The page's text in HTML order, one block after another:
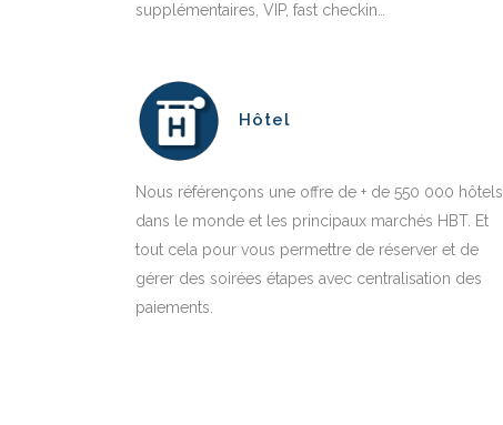
supplémentaires, VIP, fast checkin…
Hôtel
Nous référençons une offre de + de 550 000 hôtels
dans le monde et les principaux marchés HBT. Et
tout cela pour vous permettre de réserver et de
gérer des soirées étapes avec centralisation des
paiements.